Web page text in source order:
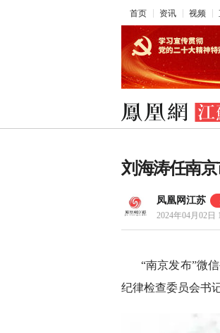
首页 资讯 视频
刘海涛任南
凤凰网江苏
2024年04月02日
“南京发布”微
纪律检查委员会书记